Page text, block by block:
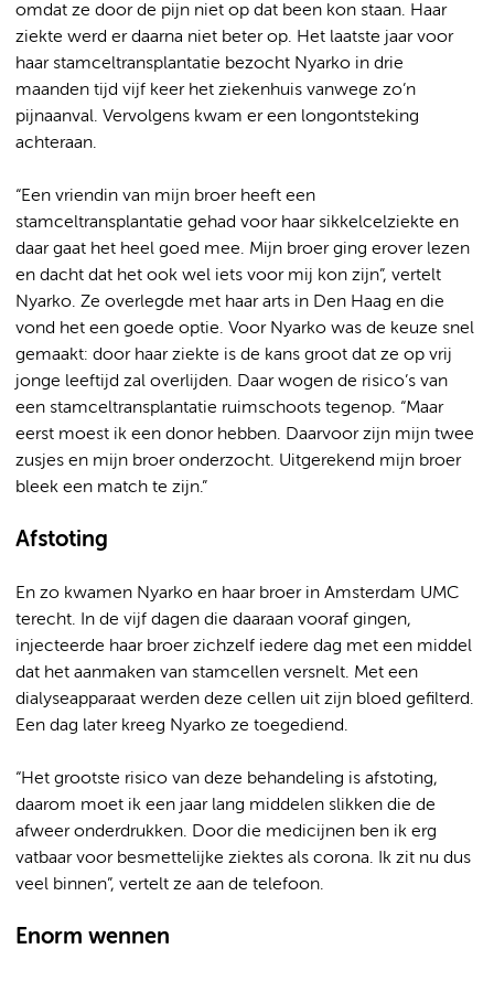
omdat ze door de pijn niet op dat been kon staan. Haar
ziekte werd er daarna niet beter op. Het laatste jaar voor
haar stamceltransplantatie bezocht Nyarko in drie
maanden tijd vijf keer het ziekenhuis vanwege zo’n
pijnaanval. Vervolgens kwam er een longontsteking
achteraan.
“Een vriendin van mijn broer heeft een
stamceltransplantatie gehad voor haar sikkelcelziekte en
daar gaat het heel goed mee. Mijn broer ging erover lezen
en dacht dat het ook wel iets voor mij kon zijn”, vertelt
Nyarko. Ze overlegde met haar arts in Den Haag en die
vond het een goede optie. Voor Nyarko was de keuze snel
gemaakt: door haar ziekte is de kans groot dat ze op vrij
jonge leeftijd zal overlijden. Daar wogen de risico’s van
een stamceltransplantatie ruimschoots tegenop. “Maar
eerst moest ik een donor hebben. Daarvoor zijn mijn twee
zusjes en mijn broer onderzocht. Uitgerekend mijn broer
bleek een match te zijn.”
Afstoting
En zo kwamen Nyarko en haar broer in Amsterdam UMC
terecht. In de vijf dagen die daaraan vooraf gingen,
injecteerde haar broer zichzelf iedere dag met een middel
dat het aanmaken van stamcellen versnelt. Met een
dialyseapparaat werden deze cellen uit zijn bloed gefilterd.
Een dag later kreeg Nyarko ze toegediend.
“Het grootste risico van deze behandeling is afstoting,
daarom moet ik een jaar lang middelen slikken die de
afweer onderdrukken. Door die medicijnen ben ik erg
vatbaar voor besmettelijke ziektes als corona. Ik zit nu dus
veel binnen”, vertelt ze aan de telefoon.
Enorm wennen